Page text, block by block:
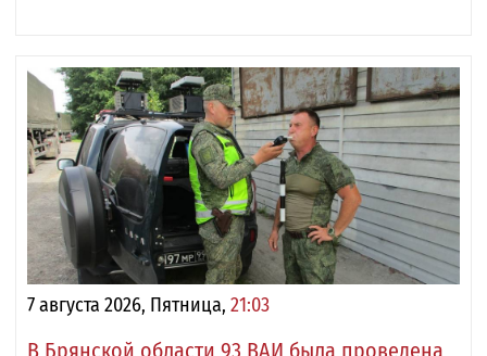
7 августа 2026, Пятница, 21:03
В Брянской области 93 ВАИ была проведена